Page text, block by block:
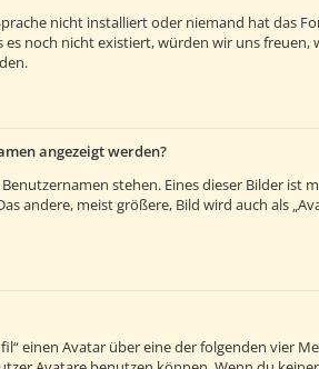
nicht installiert oder niemand hat das
noch nicht existiert, würden wir uns
angezeigt werden?
stehen. Eines dieser Bilder
andere, meist größere, Bild wird auch als
einen Avatar über eine der folgenden vier